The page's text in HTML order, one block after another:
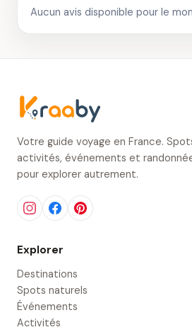
Aucun avis disponible pour le
Votre guide voyage en France.
activités, événements et
pour explorer autrement.
Explorer
Destinations
Spots naturels
Événements
Activités